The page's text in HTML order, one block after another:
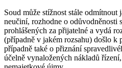
Soud může stížnost stále
neučiní, rozhodne o odůvodněnosti
prohlášených za přijatelné a vydá
(případně v jakém rozsahu) došlo k
případně také o přiznání
účelně vynaložených nákladů